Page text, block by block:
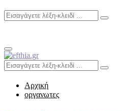
Search
Search
Primary
Menu
Search
for:
Search
Αρχική
οργανωτες